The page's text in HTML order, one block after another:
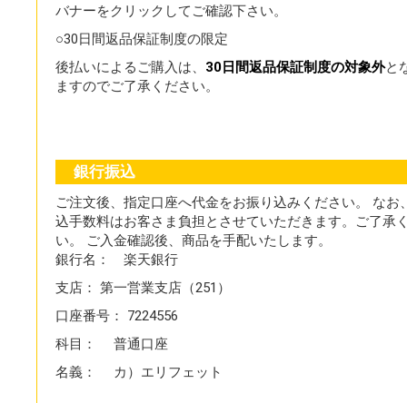
バナーをクリックしてご確認下さい。
○30日間返品保証制度の限定
後払いによるご購入は、 30日間返品保証制度の対象外と
ますのでご了承ください。
銀行振込
ご注文後、指定口座へ代金をお振り込みください。 なお
込手数料はお客さま負担とさせていただきます。ご了承
い。 ご入金確認後、商品を手配いたします。
銀行名： 楽天銀行
支店： 第一営業支店（251）
口座番号： 7224556
科目： 普通口座
名義： カ）エリフェット